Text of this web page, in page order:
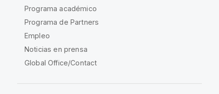
Programa académico
Programa de Partners
Empleo
Noticias en prensa
Global Office/Contact